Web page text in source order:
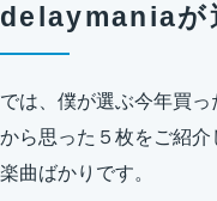
delaymaniaが
では、僕が選ぶ今年買
から思った５枚をご紹
楽曲ばかりです。